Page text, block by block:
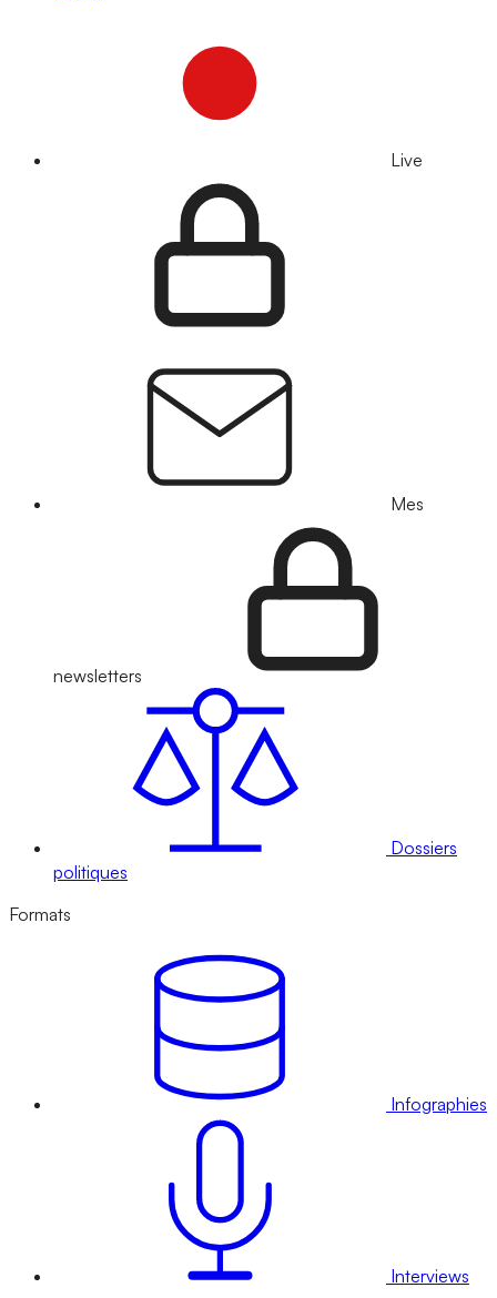
Live
Mes
newsletters
Dossiers
politiques
Formats
Infographies
Interviews